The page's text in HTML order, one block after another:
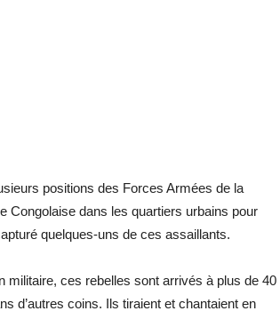
positions des Forces Armées de la
Congolaise dans les quartiers urbains pour
quelques-uns de ces assaillants.
militaire, ces rebelles sont arrivés à plus de 40
d’autres coins. Ils tiraient et chantaient en